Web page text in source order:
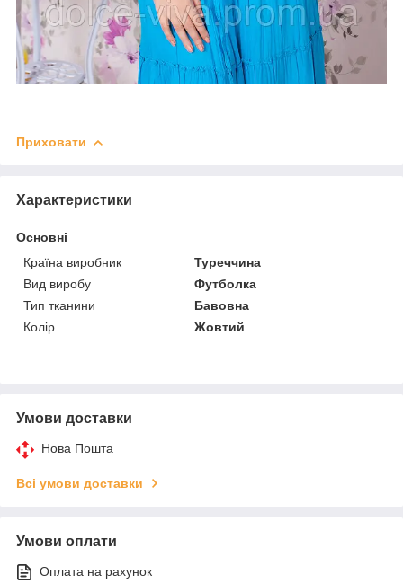
Приховати
Характеристики
Основні
Країна виробник
Туреччина
Вид виробу
Футболка
Тип тканини
Бавовна
Колір
Жовтий
Умови доставки
Нова Пошта
Всі умови доставки
Умови оплати
Оплата на рахунок